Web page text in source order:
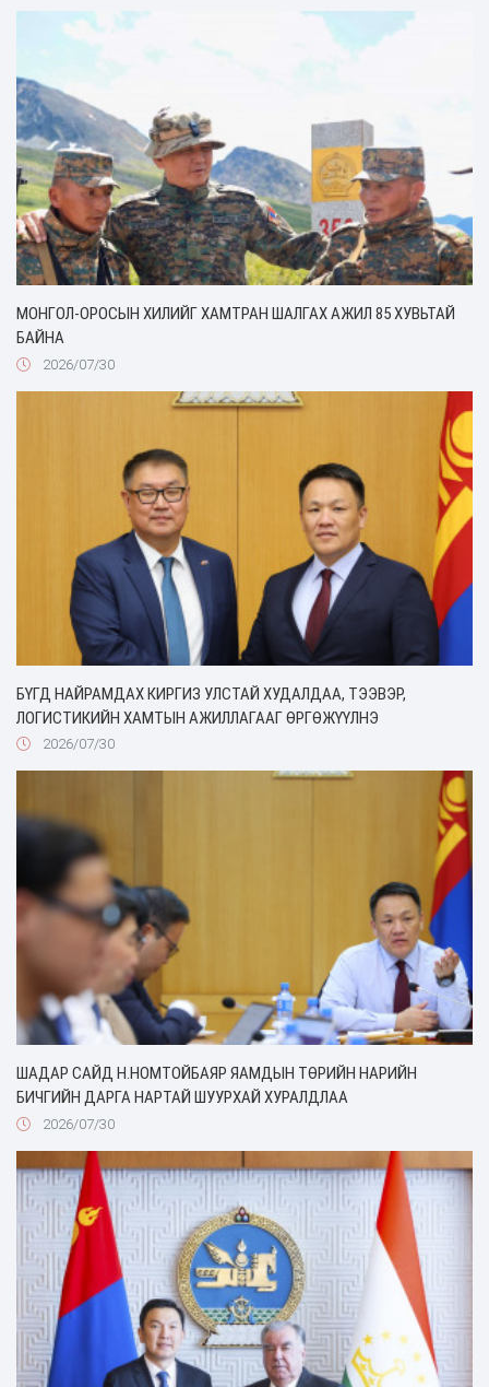
МОНГОЛ-ОРОСЫН ХИЛИЙГ ХАМТРАН ШАЛГАХ АЖИЛ 85 ХУВЬТАЙ
БАЙНА
2026/07/30
БҮГД НАЙРАМДАХ КИРГИЗ УЛСТАЙ ХУДАЛДАА, ТЭЭВЭР,
ЛОГИСТИКИЙН ХАМТЫН АЖИЛЛАГААГ ӨРГӨЖҮҮЛНЭ
2026/07/30
ШАДАР САЙД Н.НОМТОЙБАЯР ЯАМДЫН ТӨРИЙН НАРИЙН
БИЧГИЙН ДАРГА НАРТАЙ ШУУРХАЙ ХУРАЛДЛАА
2026/07/30